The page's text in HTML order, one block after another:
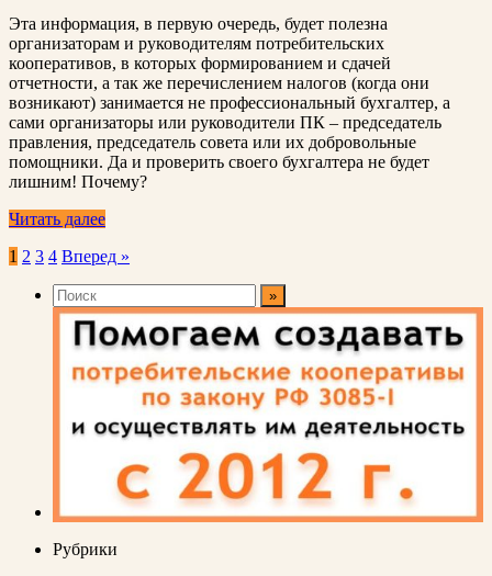
Эта информация, в первую очередь, будет полезна
организаторам и руководителям потребительских
кооперативов, в которых формированием и сдачей
отчетности, а так же перечислением налогов (когда они
возникают) занимается не профессиональный бухгалтер, а
сами организаторы или руководители ПК – председатель
правления, председатель совета или их добровольные
помощники. Да и проверить своего бухгалтера не будет
лишним! Почему?
Читать далее
Пагинация
записей
1 2 3 4 Вперед »
Рубрики